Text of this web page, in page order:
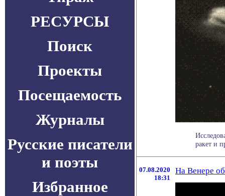
РЕСУРСЫ
Поиск
Проекты
Посещаемость
Журналы
Русские писатели
и поэты
Избранное
ракет и
07.08.2020
18:31
На Венере